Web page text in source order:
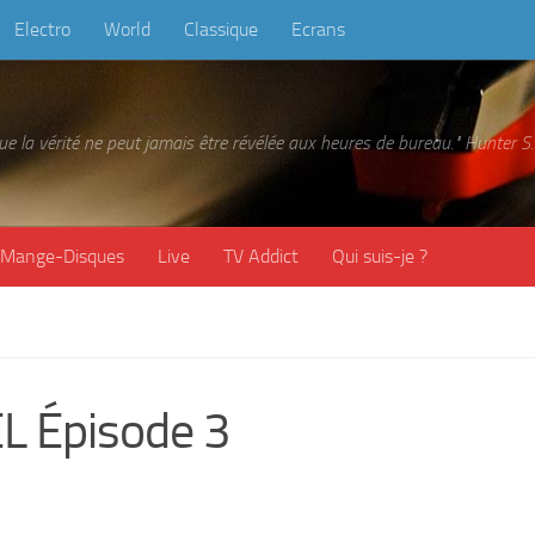
Electro World Classique Ecrans
la vérité ne peut jamais être révélée aux heures de bureau." Hunter
Mange-Disques Live TV Addict Qui suis-je ?
Épisode 3